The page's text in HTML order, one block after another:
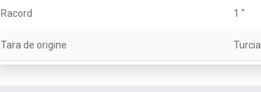
Racord 1 "
Tara de origine Turcia